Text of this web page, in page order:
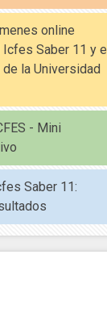
online
Saber 11 y el
la Universidad
- Mini
Saber 11: